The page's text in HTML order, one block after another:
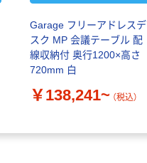
Garage フリーアドレスデ
スク MP 会議テーブル 配
線収納付 奥行1200×高さ
720mm 白
￥138,241~ （税込）